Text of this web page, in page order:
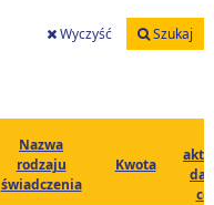
Wyczyść Szukaj
Nazwa
rodzaju
świadczenia
Kwota